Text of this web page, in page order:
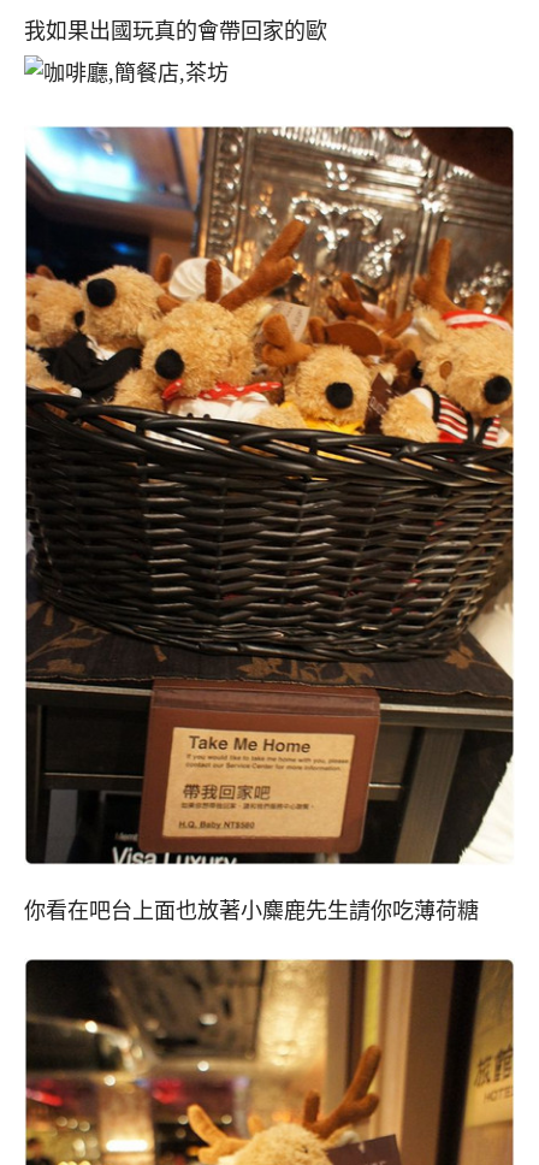
我如果出國玩真的會帶回家的歐
你看在吧台上面也放著小麋鹿先生請你吃薄荷糖